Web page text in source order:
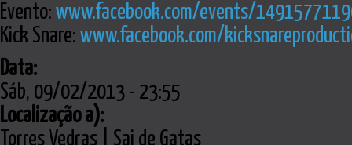
Evento: www.facebook.com/events/
Kick Snare: www.facebook.com/
Data:
Sáb, 09/02/2013 - 23:55
Localização a):
Torres Vedras | Sai de Gatas